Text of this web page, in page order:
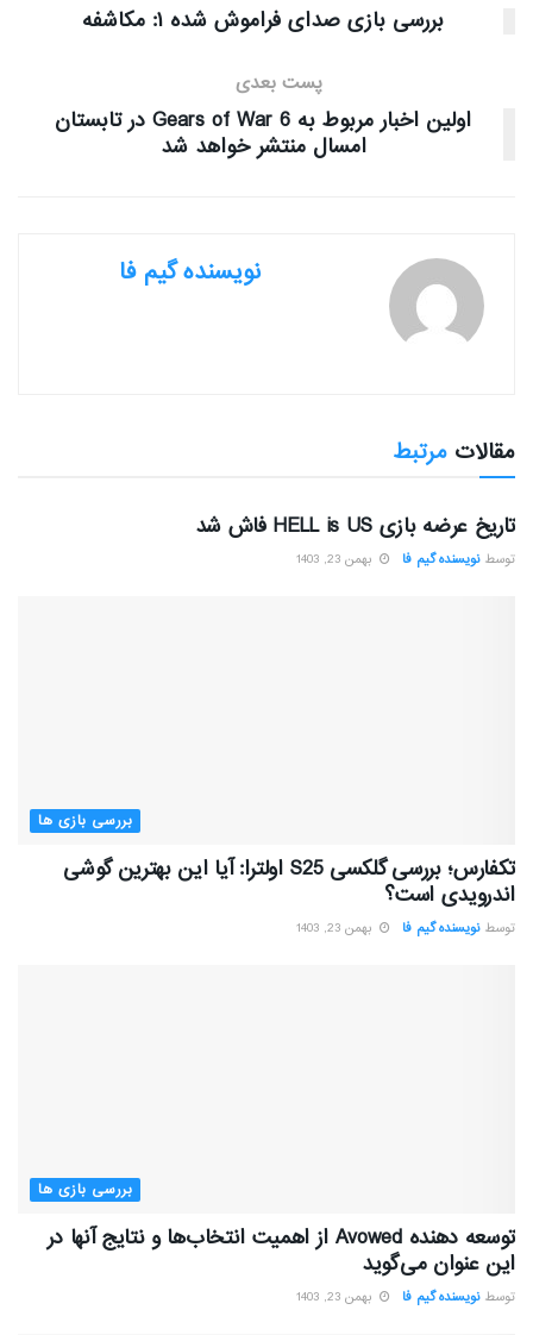
بررسی بازی صدای فراموش شده ۱: مکاشفه
پست بعدی
اولین اخبار مربوط به Gears of War 6 در تابستان
امسال منتشر خواهد شد
نویسنده گیم فا
مقالات مرتبط
تاریخ عرضه بازی HELL is US فاش شد
توسط نویسنده گیم فا بهمن 23, 1403
بررسی بازی ها
تکفارس؛ بررسی گلکسی S25 اولترا: آیا این بهترین گوشی
اندرویدی است؟
توسط نویسنده گیم فا بهمن 23, 1403
بررسی بازی ها
توسعه دهنده Avowed از اهمیت انتخاب‌ها و نتایج آنها در
این عنوان می‌گوید
توسط نویسنده گیم فا بهمن 23, 1403